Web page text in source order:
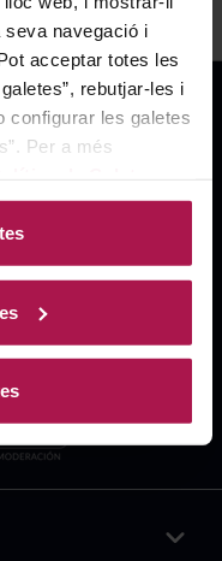
seva navegació i
acceptar totes les
rebutjar-les i
configurar les galetes
Per a més